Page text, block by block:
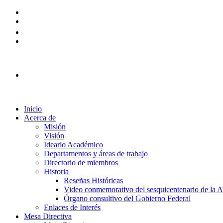
Inicio
Acerca de
Misión
Visión
Ideario Académico
Departamentos y áreas de trabajo
Directorio de miembros
Historia
Reseñas Históricas
Video conmemorativo del sesquicentenario de la
Órgano consultivo del Gobierno Federal
Enlaces de Interés
Mesa Directiva